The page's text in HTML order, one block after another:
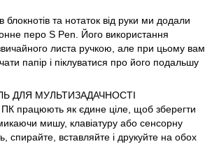
блокнотів та нотаток від руки ми додали
перо S Pen. Його використання
листа ручкою, але при цьому вам
папір і піклуватися про його подальшу
ДЛЯ МУЛЬТИЗАДАЧНОСТІ
працюють як єдине ціле, щоб зберегти
мишу, клавіатуру або сенсорну
спирайте, вставляйте і друкуйте на обох